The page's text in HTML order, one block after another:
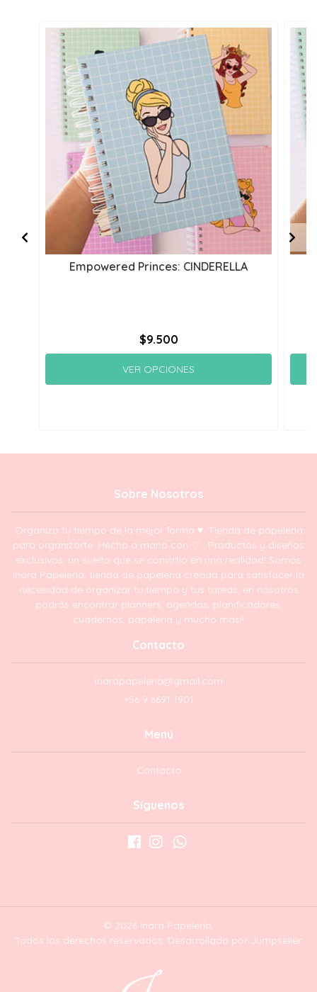
Empowered Princes: CINDERELLA
$9.500
VER OPCIONES
Sobre Nosotros
Organiza tu tiempo de la mejor forma ♥. Tienda de papelería
para organizarte. Hecho a mano con ♡ . Productos y diseños
exclusivos, un sueño que se convirtió en una realidad! Somos
Inara Papelería, tienda de papelería creada para satisfacer la
necesidad de organizar tu tiempo y tus tareas, en nosotros
podrás encontrar planners, agendas, planificadores,
cuadernos, papelería y mucho más!!
Contacto
inarapapeleria@gmail.com
+56 9 6691 1901
Menú
Contacto
Síguenos
© 2026 Inara Papelería.
Todos los derechos reservados. Desarrollado por Jumpseller.